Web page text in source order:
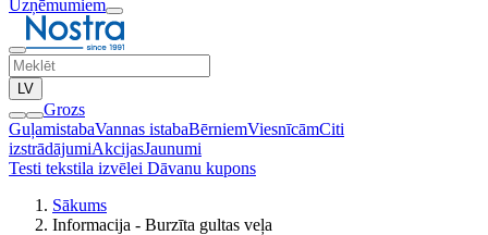
Uzņēmumiem
LV
Grozs
GuļamistabaVannas istabaBērniemViesnīcāmCiti
izstrādājumiAkcijasJaunumi
Testi tekstila izvēlei Dāvanu kupons
Sākums
Informacija - Burzīta gultas veļa